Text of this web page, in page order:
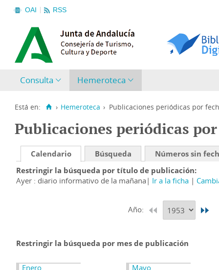
OAI RSS
Consulta Hemeroteca
Está en: › Hemeroteca › Publicaciones periódicas por
Publicaciones periódicas
Calendario Búsqueda
Números sin
Restringir la búsqueda por título de publicación
Ayer : diario informativo de la mañana
Ir a la ficha
Año:
Restringir la búsqueda por mes de publicación
Enero
Mayo